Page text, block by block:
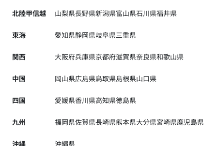
北陸甲信越 山梨県長野県新潟県富山県石川県福井県
東海 愛知県静岡県岐阜県三重県
関西 大阪府兵庫県京都府滋賀県奈良県和歌山県
中国 岡山県広島県鳥取県島根県山口県
四国 愛媛県香川県高知県徳島県
九州 福岡県佐賀県長崎県熊本県大分県宮崎県鹿児島県
沖縄 沖縄県